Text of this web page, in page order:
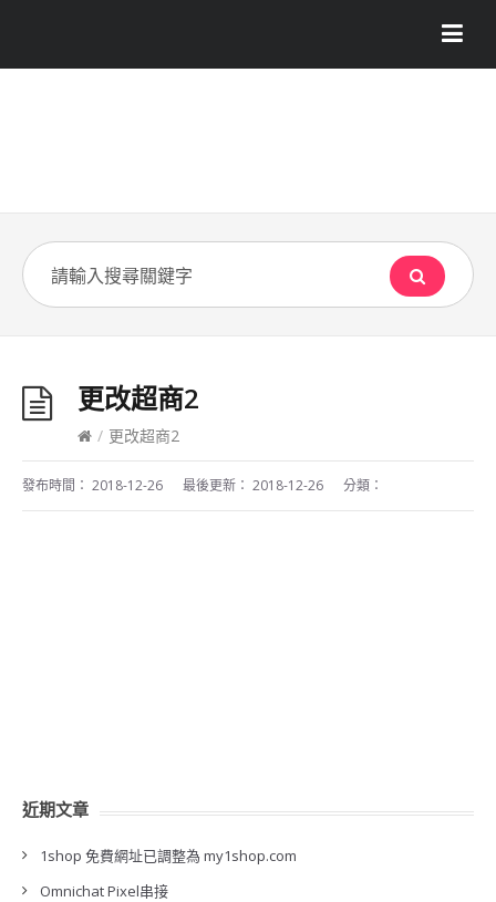
更改超商2
/ 更改超商2
發布時間： 2018-12-26 最後更新： 2018-12-26 分類：
近期文章
1shop 免費網址已調整為 my1shop.com
Omnichat Pixel串接